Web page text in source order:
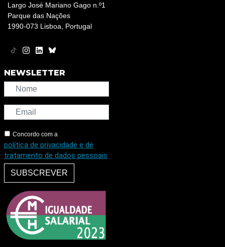
Largo José Mariano Gago n.º1
Parque das Nações
1990-073 Lisboa, Portugal
NEWSLETTER
Concordo com a
política de privacidade e de
tratamento de dados pessoais
SUBSCREVER